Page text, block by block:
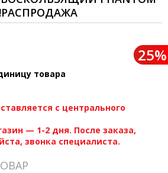
!РАСПРОДАЖА
25%
товара
с центрального
— 1-2 дня. После заказа,
звонка специалиста.